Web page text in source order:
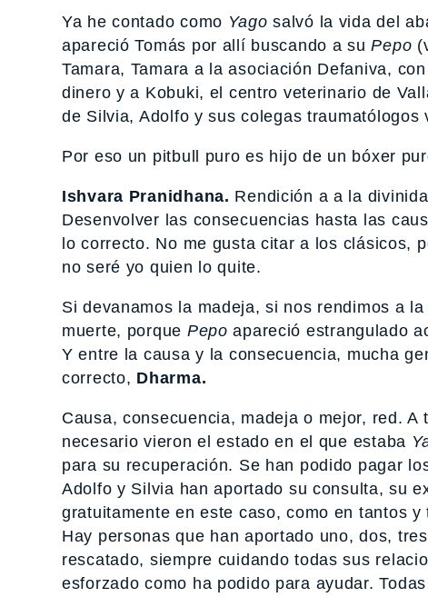
Ya he contado como Yago salvó la vida del
apareció Tomás por allí buscando a suPepo
Tamara, Tamara a la asociación Defaniva,
dinero y a Kobuki, el centro veterinario de
de Silvia, Adolfo y sus colegas traumatólogos
Por eso un pitbull puro es hijo de un bóxer
Ishvara Pranidhana. Rendición a a la
Desenvolver las consecuencias hasta las
lo correcto. No me gusta citar a los clásicos,
no seré yo quien lo quite.
Si devanamos la madeja, si nos rendimos a
muerte, porque Pepo apareció estrangulado
Y entre la causa y la consecuencia, mucha
correcto, Dharma.
Causa, consecuencia, madeja o mejor, red.
necesario vieron el estado en el que estaba
para su recuperación. Se han podido pagar
Adolfo y Silvia han aportado su consulta, su
gratuitamente en este caso, como en tantos
Hay personas que han aportado uno, dos,
rescatado, siempre cuidando todas sus
esforzado como ha podido para ayudar.